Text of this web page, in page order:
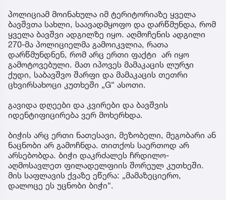
პოლიციამ მოინახულა იმ ტერიტორიაზე ყველა
ბავშვთა სახლი, საავადმყოფო და დარწმუნდა, რომ
ყველა ბავშვი ადგილზე იყო. აღმოჩენის ადგილი
270-მა პოლიციელმა გამოიკვლია, რათა
დარწმუნდნენ, რომ არც ერთი ფაქტი არ იყო
გამოტოვებული. მათ იპოვეს მამაკაცის ლურჯი
ქუდი, საბავშვო შარფი და მამაკაცის თეთრი
ცხვირსახოცი კუთხეში „G“ ასოთი.
გავიდა დღეები და კვირები და ბავშვის
იდენტიფიცირება ვერ მოხერხდა.
ბიჭის არც ერთი ნათესავი, მეზობელი, მეგობარი ან
ნაცნობი არ გამოჩნდა. თითქოს საერთოდ არ
არსებობდა. ბიჭი დაკრძალეს ჩრდილო-
აღმოსავლეთ ფილადელფიის შორეულ კუთხეში.
მის საფლავის ქვაზე ეწერა: „მამაზეციერო,
დალოცე ეს უცნობი ბიჭი“.